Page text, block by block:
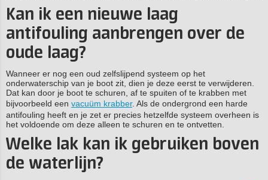
Kan ik een nieuwe laag
antifouling aanbrengen over de
oude laag?
Wanneer er nog een oud zelfslijpend systeem op het
onderwaterschip van je boot zit, dien je deze eerst te verwijderen.
Dat kan door je boot te schuren, af te spuiten of te krabben met
bijvoorbeeld een vacuüm krabber. Als de ondergrond een harde
antifouling heeft en je zet er precies hetzelfde systeem overheen is
het voldoende om deze alleen te schuren en te ontvetten.
Welke lak kan ik gebruiken boven
de waterlijn?